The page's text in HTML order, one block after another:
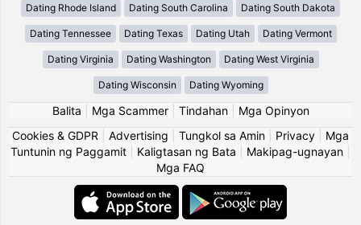
Dating Rhode Island Dating South Carolina Dating South Dakota
Dating Tennessee Dating Texas Dating Utah Dating Vermont
Dating Virginia Dating Washington Dating West Virginia
Dating Wisconsin Dating Wyoming
Balita Mga Scammer| Tindahan| Mga Opinyon
Cookies & GDPR
Advertising Tungkol sa Amin Privacy
Mga
Tuntunin ng Paggamit
Kaligtasan ng Bata Makipag-ugnayan
Mga FAQ